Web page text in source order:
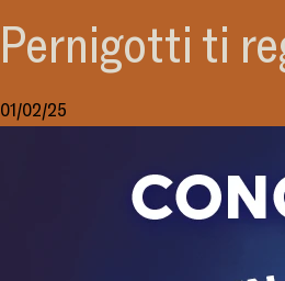
Pernigotti ti
01/02/25